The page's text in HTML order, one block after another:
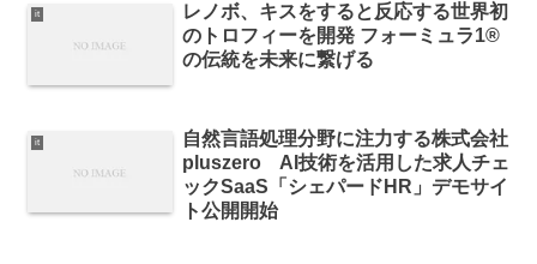
it
レノボ、キスをすると反応する世界初
のトロフィーを開発 フォーミュラ1®
の伝統を未来に繋げる
it
自然言語処理分野に注力する株式会社
pluszero AI技術を活用した求人チェ
ックSaaS「シェパードHR」デモサイ
ト公開開始